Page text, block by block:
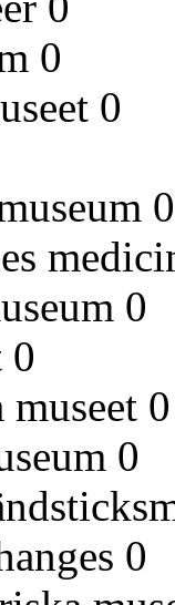
0
0
0
0
0
0
0
0